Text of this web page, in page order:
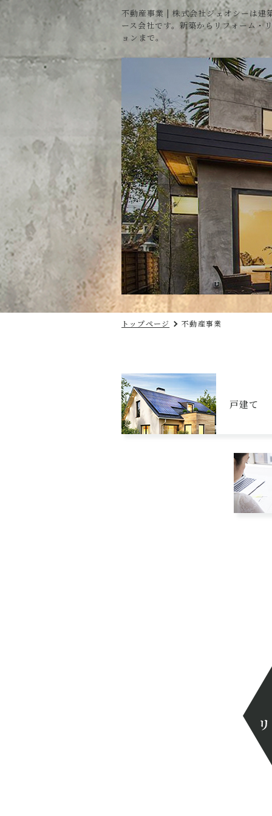
不動産事業 | 株式会社ジェオシーは建
ース会社です。新築からリフォーム・
ョンまで。
トップページ 不動産事業
戸建て